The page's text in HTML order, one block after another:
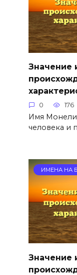
Значение
0 176
Имя Монели:
человека и
ИМЕНА НА
Значение